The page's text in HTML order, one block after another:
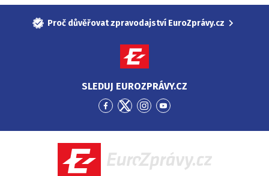
Proč důvěřovat zpravodajství EuroZprávy.cz
SLEDUJ EUROZPRÁVY.CZ
Přejít
Facebook
Přejít
Twitter
Přejít
Instagram
Přejít
YouTube
EuroZprávy.cz